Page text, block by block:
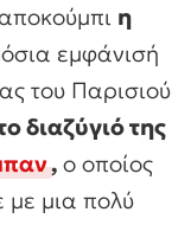
η
εμφάνισή
του Παρισιού
διαζύγιό της
, ο οποίος
με μια πολύ